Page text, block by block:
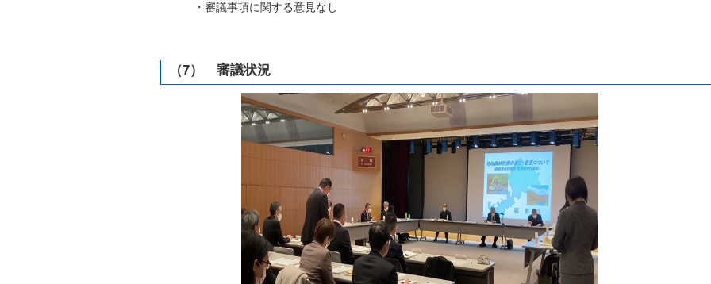
・審議事項に関する意見なし
（7） 審議状況